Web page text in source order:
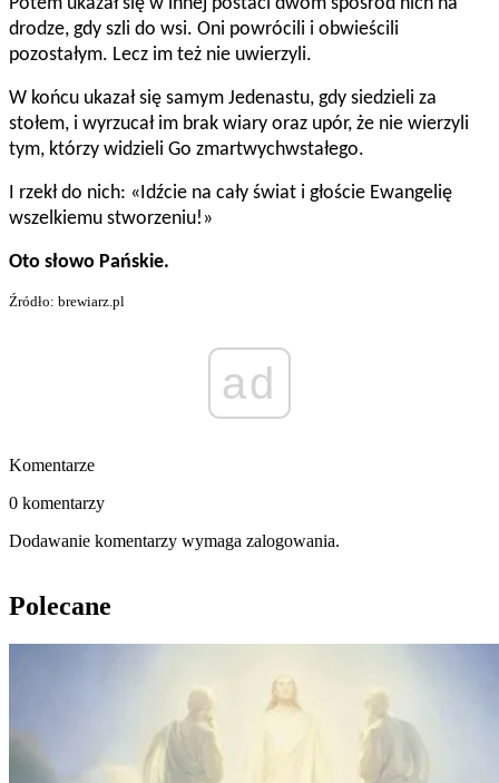
Potem ukazał się w innej postaci dwom spośród nich na
drodze, gdy szli do wsi. Oni powrócili i obwieścili
pozostałym. Lecz im też nie uwierzyli.
W końcu ukazał się samym Jedenastu, gdy siedzieli za
stołem, i wyrzucał im brak wiary oraz upór, że nie wierzyli
tym, którzy widzieli Go zmartwychwstałego.
I rzekł do nich: «Idźcie na cały świat i głoście Ewangelię
wszelkiemu stworzeniu!»
Oto słowo Pańskie.
Źródło: brewiarz.pl
ad
Komentarze
0 komentarzy
Dodawanie komentarzy wymaga zalogowania.
Polecane